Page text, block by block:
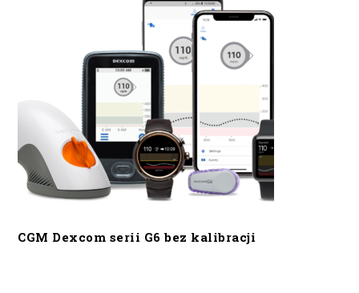
CGM Dexcom serii G6 bez kalibracji